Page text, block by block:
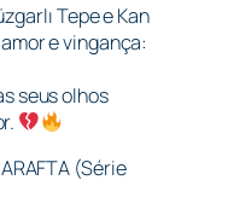
Tepe e Kan
e vingança:
seus olhos
(Série